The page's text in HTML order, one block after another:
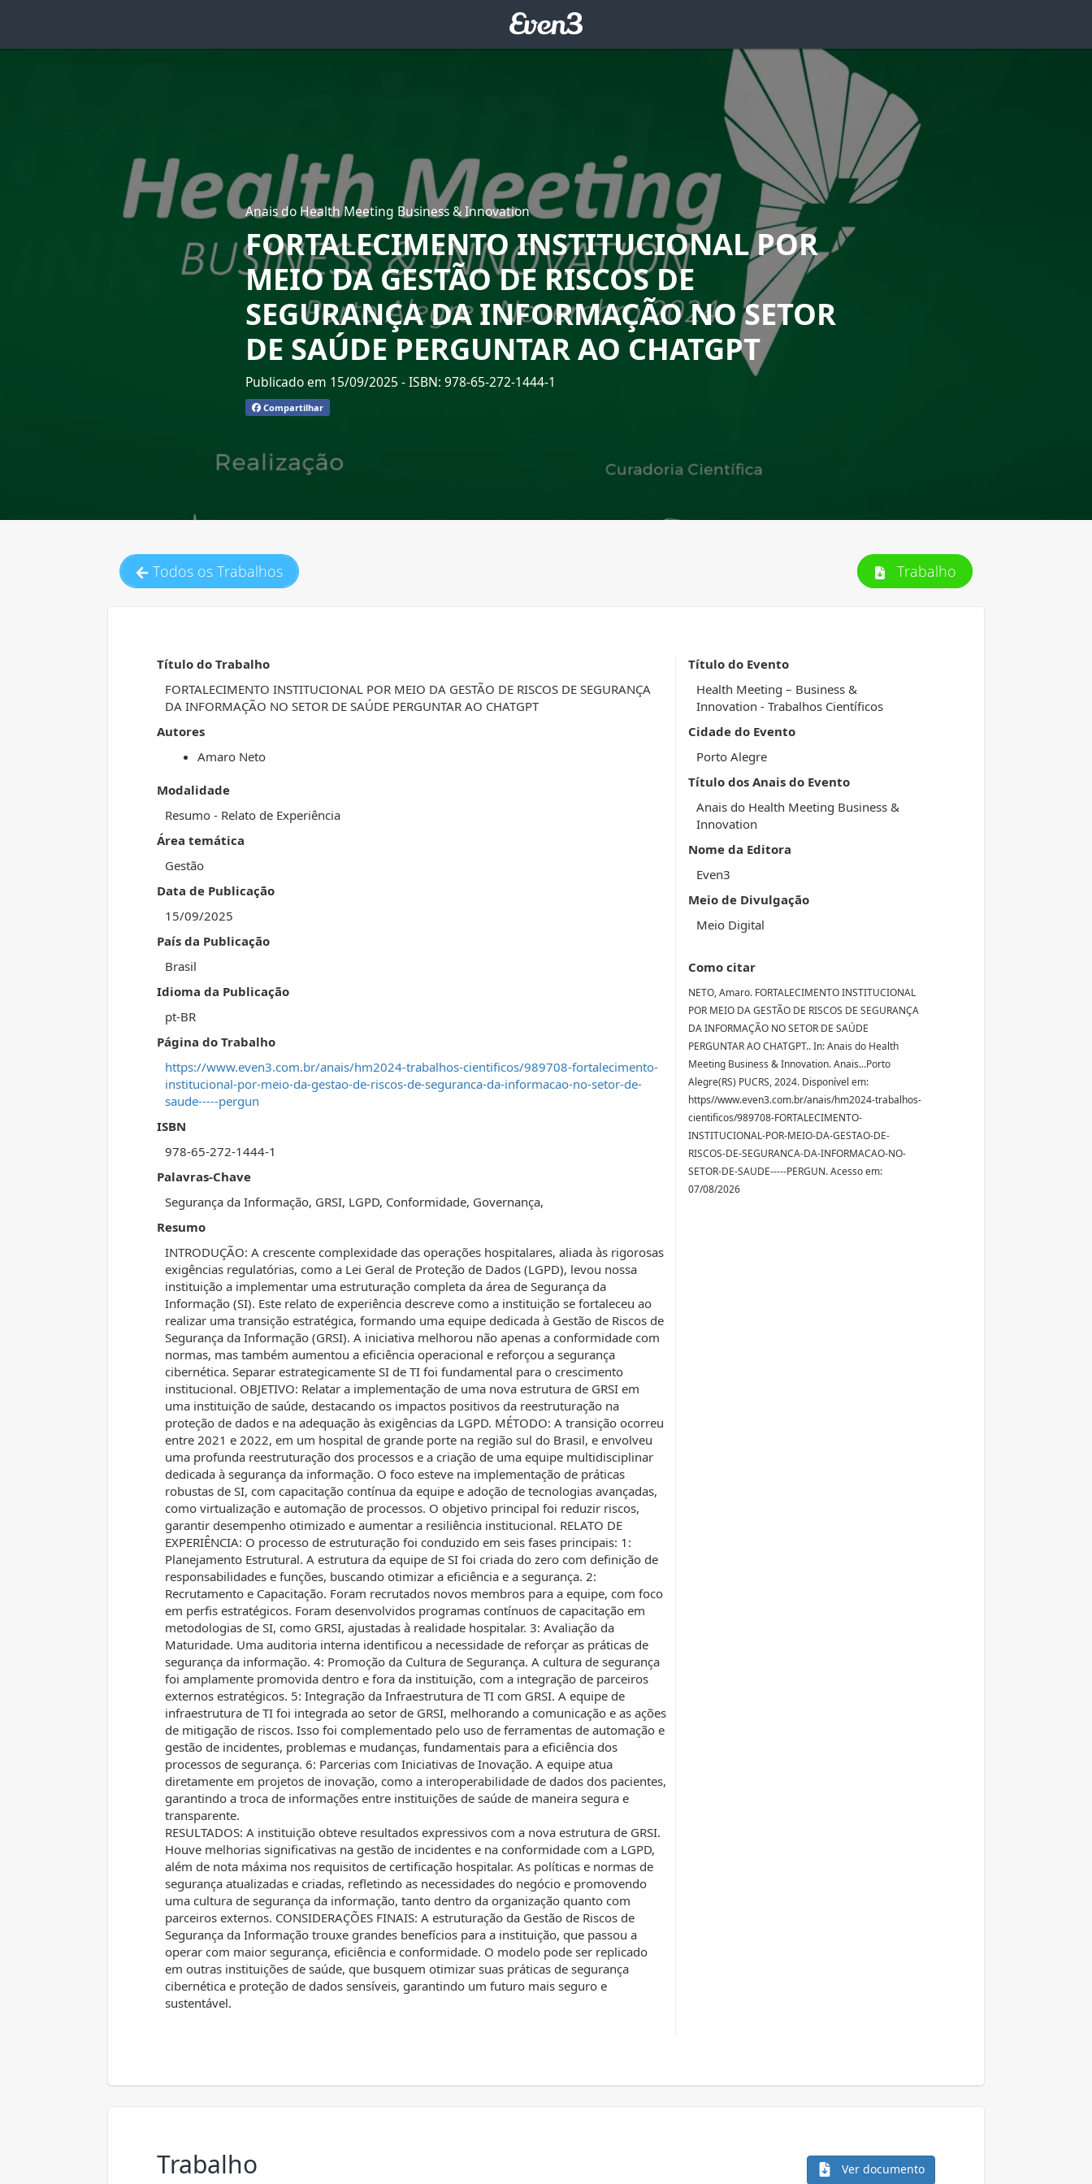
Anais do Health Meeting Business & Innovation
FORTALECIMENTO INSTITUCIONAL POR
MEIO DA GESTÃO DE RISCOS DE
SEGURANÇA DA INFORMAÇÃO NO SETOR
DE SAÚDE PERGUNTAR AO CHATGPT
Publicado em 15/09/2025- ISBN: 978-65-272-1444-1
Compartilhar
Todos os Trabalhos Trabalho
Título do Trabalho
FORTALECIMENTO INSTITUCIONAL POR MEIO DA GESTÃO DE RISCOS DE SEGURANÇA
DA INFORMAÇÃO NO SETOR DE SAÚDE PERGUNTAR AO CHATGPT
Autores
Amaro Neto
Modalidade
Resumo - Relato de Experiência
Área temática
Gestão
Data de Publicação
15/09/2025
País da Publicação
Brasil
Idioma da Publicação
pt-BR
Página do Trabalho
https://www.even3.com.br/anais/hm2024-trabalhos-cientificos/989708-fortalecimento-
institucional-por-meio-da-gestao-de-riscos-de-seguranca-da-informacao-no-setor-de-
saude-----pergun
ISBN
978-65-272-1444-1
Palavras-Chave
Segurança da Informação, GRSI, LGPD, Conformidade, Governança,
Resumo
INTRODUÇÃO: A crescente complexidade das operações hospitalares, aliada às rigorosas
exigências regulatórias, como a Lei Geral de Proteção de Dados (LGPD), levou nossa
instituição a implementar uma estruturação completa da área de Segurança da
Informação (SI). Este relato de experiência descreve como a instituição se fortaleceu ao
realizar uma transição estratégica, formando uma equipe dedicada à Gestão de Riscos de
Segurança da Informação (GRSI). A iniciativa melhorou não apenas a conformidade com
normas, mas também aumentou a eficiência operacional e reforçou a segurança
cibernética. Separar estrategicamente SI de TI foi fundamental para o crescimento
institucional. OBJETIVO: Relatar a implementação de uma nova estrutura de GRSI em
uma instituição de saúde, destacando os impactos positivos da reestruturação na
proteção de dados e na adequação às exigências da LGPD. MÉTODO: A transição ocorreu
entre 2021 e 2022, em um hospital de grande porte na região sul do Brasil, e envolveu
uma profunda reestruturação dos processos e a criação de uma equipe multidisciplinar
dedicada à segurança da informação. O foco esteve na implementação de práticas
robustas de SI, com capacitação contínua da equipe e adoção de tecnologias avançadas,
como virtualização e automação de processos. O objetivo principal foi reduzir riscos,
garantir desempenho otimizado e aumentar a resiliência institucional. RELATO DE
EXPERIÊNCIA: O processo de estruturação foi conduzido em seis fases principais: 1:
Planejamento Estrutural. A estrutura da equipe de SI foi criada do zero com definição de
responsabilidades e funções, buscando otimizar a eficiência e a segurança. 2:
Recrutamento e Capacitação. Foram recrutados novos membros para a equipe, com foco
em perfis estratégicos. Foram desenvolvidos programas contínuos de capacitação em
metodologias de SI, como GRSI, ajustadas à realidade hospitalar. 3: Avaliação da
Maturidade. Uma auditoria interna identificou a necessidade de reforçar as práticas de
segurança da informação. 4: Promoção da Cultura de Segurança. A cultura de segurança
foi amplamente promovida dentro e fora da instituição, com a integração de parceiros
externos estratégicos. 5: Integração da Infraestrutura de TI com GRSI. A equipe de
infraestrutura de TI foi integrada ao setor de GRSI, melhorando a comunicação e as ações
de mitigação de riscos. Isso foi complementado pelo uso de ferramentas de automação e
gestão de incidentes, problemas e mudanças, fundamentais para a eficiência dos
processos de segurança. 6: Parcerias com Iniciativas de Inovação. A equipe atua
diretamente em projetos de inovação, como a interoperabilidade de dados dos pacientes,
garantindo a troca de informações entre instituições de saúde de maneira segura e
transparente.
RESULTADOS: A instituição obteve resultados expressivos com a nova estrutura de GRSI.
Houve melhorias significativas na gestão de incidentes e na conformidade com a LGPD,
além de nota máxima nos requisitos de certificação hospitalar. As políticas e normas de
segurança atualizadas e criadas, refletindo as necessidades do negócio e promovendo
uma cultura de segurança da informação, tanto dentro da organização quanto com
parceiros externos. CONSIDERAÇÕES FINAIS: A estruturação da Gestão de Riscos de
Segurança da Informação trouxe grandes benefícios para a instituição, que passou a
operar com maior segurança, eficiência e conformidade. O modelo pode ser replicado
em outras instituições de saúde, que busquem otimizar suas práticas de segurança
cibernética e proteção de dados sensíveis, garantindo um futuro mais seguro e
sustentável.
Título do Evento
Health Meeting – Business &
Innovation - Trabalhos Científicos
Cidade do Evento
Porto Alegre
Título dos Anais do Evento
Anais do Health Meeting Business &
Innovation
Nome da Editora
Even3
Meio de Divulgação
Meio Digital
Como citar
NETO, Amaro. FORTALECIMENTO INSTITUCIONAL
POR MEIO DA GESTÃO DE RISCOS DE SEGURANÇA
DA INFORMAÇÃO NO SETOR DE SAÚDE
PERGUNTAR AO CHATGPT.. In: Anais do Health
Meeting Business & Innovation. Anais...Porto
Alegre(RS) PUCRS, 2024. Disponível em:
https//www.even3.com.br/anais/hm2024-trabalhos-
cientificos/989708-FORTALECIMENTO-
INSTITUCIONAL-POR-MEIO-DA-GESTAO-DE-
RISCOS-DE-SEGURANCA-DA-INFORMACAO-NO-
SETOR-DE-SAUDE-----PERGUN. Acesso em:
07/08/2026
Trabalho Ver documento